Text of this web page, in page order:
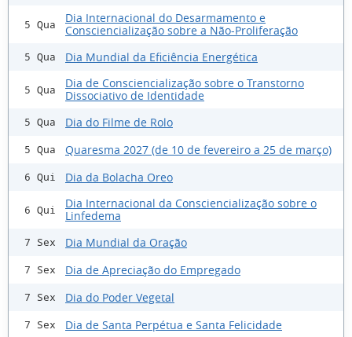
5 Qua
Dia Internacional do Desarmamento e
Consciencialização sobre a Não-Proliferação
5 Qua Dia Mundial da Eficiência Energética
5 Qua
Dia de Consciencialização sobre o Transtorno
Dissociativo de Identidade
5 Qua Dia do Filme de Rolo
5 Qua Quaresma 2027 (de 10 de fevereiro a 25 de março)
6 Qui Dia da Bolacha Oreo
6 Qui
Dia Internacional da Consciencialização sobre o
Linfedema
7 Sex Dia Mundial da Oração
7 Sex Dia de Apreciação do Empregado
7 Sex Dia do Poder Vegetal
7 Sex Dia de Santa Perpétua e Santa Felicidade